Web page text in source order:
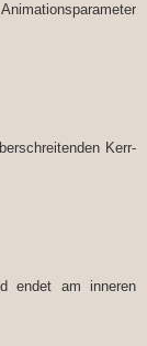
Kerr-
endet am inneren